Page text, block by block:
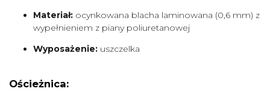
Materiał: ocynkowana blacha laminowana (0,6 mm) z
wypełnieniem z piany poliuretanowej
Wyposażenie: uszczelka
Ościeżnica: